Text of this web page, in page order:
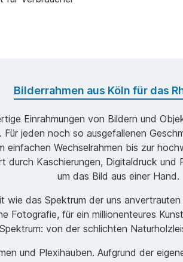
Bilderrahmen aus Köln für das
Einrahmungen von Bildern und
jeden noch so ausgefallenen
einfachen Wechselrahmen bis zur
Kaschierungen, Digitaldruck
um das Bild aus einer Hand.
das Spektrum der uns
Fotografie, für ein millionenteures
von der schlichten
und Plexihauben. Aufgrund der